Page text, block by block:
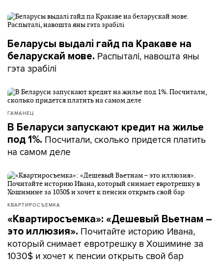
Беларусы выдалі гайд па Кракаве на
беларускай мове. Распыталі, навошта яны
гэта зрабілі
ГАМАНЕЦ
В Беларуси запускают кредит на жилье
под 1%. Посчитали, сколько придется платить
на самом деле
КВАРТИРОСЪЕМКА
«Квартиросъемка»: «Дешевый Вьетнам –
это иллюзия». Почитайте историю Ивана,
который снимает евротрешку в Хошимине за
1030$ и хочет к пенсии открыть свой бар